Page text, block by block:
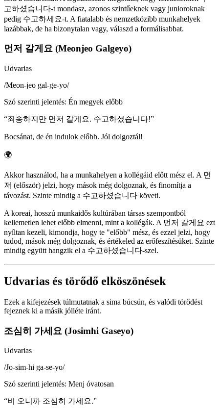
고하셨습니다-t mondasz, azonos szintűeknek vagy junioroknak
pedig 수고하세요-t. A fiatalabb és nemzetközibb munkahelyek
lazábbak, de ha bizonytalan vagy, válaszd a formálisabbat.
먼저 갈게요 (Meonjeo Galgeyo)
Udvarias
/Meon-jeo gal-ge-yo/
Szó szerinti jelentés: Én megyek előbb
“죄송하지만 먼저 갈게요. 수고하셨습니다!”
Bocsánat, de én indulok előbb. Jól dolgoztál!
🌍
Akkor használod, ha a munkahelyen a kollégáid előtt mész el. A 먼
저 (először) jelzi, hogy mások még dolgoznak, és finomítja a
távozást. Szinte mindig a 수고하셨습니다 követi.
A koreai, hosszú munkaidős kultúrában társas szempontból
kellemetlen lehet előbb elmenni, mint a kollégák. A 먼저 갈게요 ezt
nyíltan kezeli, kimondja, hogy te "előbb" mész, és ezzel jelzi, hogy
tudod, mások még dolgoznak, és értékeled az erőfeszítésüket. Szinte
mindig együtt hangzik el a 수고하셨습니다-szel.
Udvarias és törődő elköszönések
Ezek a kifejezések túlmutatnak a sima búcsún, és valódi törődést
fejeznek ki a másik jólléte iránt.
조심히 가세요 (Josimhi Gaseyo)
Udvarias
/Jo-sim-hi ga-se-yo/
Szó szerinti jelentés: Menj óvatosan
“비 오니까 조심히 가세요.”